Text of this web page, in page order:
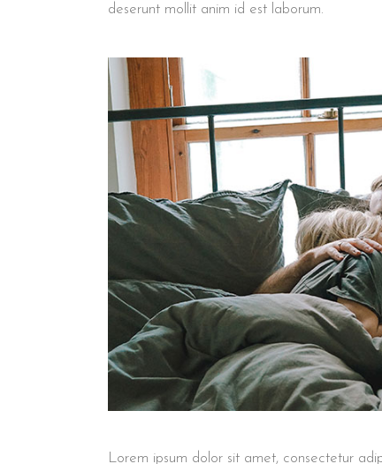
deserunt mollit anim id est laborum.
Lorem ipsum dolor sit amet, consectetur